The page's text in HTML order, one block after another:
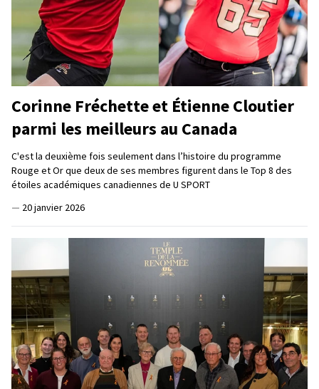
Corinne Fréchette et Étienne Cloutier
parmi les meilleurs au Canada
C'est la deuxième fois seulement dans l’histoire du programme
Rouge et Or que deux de ses membres figurent dans le Top 8 des
étoiles académiques canadiennes de U SPORT
— 20 janvier 2026